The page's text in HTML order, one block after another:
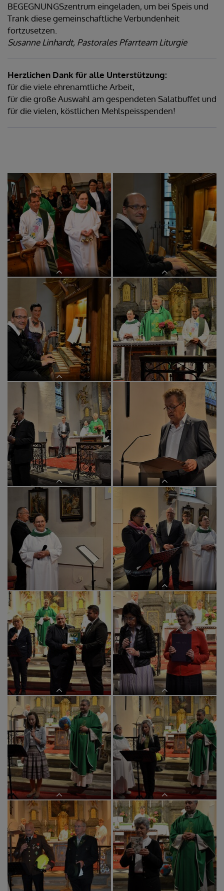
BEGEGNUNGSzentrum eingeladen, um bei Speis und
Trank diese gemeinschaftliche Verbundenheit
fortzusetzen.
Susanne Linhardt, Pastorales Pfarrteam Liturgie
Herzlichen Dank für alle Unterstützung:
für die viele ehrenamtliche Arbeit,
für die große Auswahl am gespendeten Salatbuffet und
für die vielen, köstlichen Mehlspeisspenden!
Einzug in die Kirche
Zum ersten Mal in Tobelbad: Markus
Artinger ...
... mit Anneliese Winter
Wirtschaftsrat Peter Gogg bei der
Begrüßung
Bürgermeister Hubert Holzapfel bei
der Lesung
Die Kyrierufe wurden durch Familie
Deutsch gesprochen
Fürbitte mit Symbol Fürbitte mit Symbol
Fürbitte mit Symbol Fürbitte